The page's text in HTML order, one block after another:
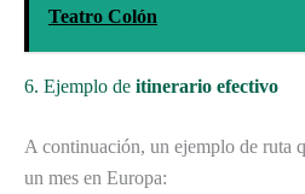
Teatro Colón
6. Ejemplo de itinerario efectivo
A continuación, un ejemplo de ruta
un mes en Europa: